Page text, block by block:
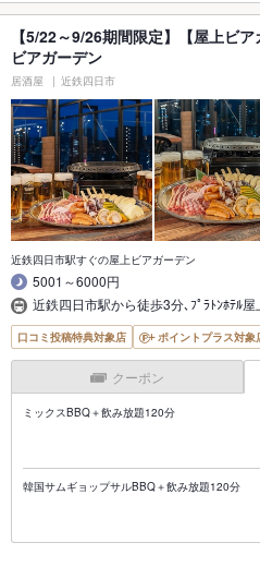
【5/22～9/26期間限定】【屋上ビ
ビアガーデン
居酒屋 近鉄四日市
近鉄四日市駅すぐの屋上ビアガーデン
5001～6000円
近鉄四日市駅から徒歩3分､ﾌﾟﾗﾄﾝﾎﾃﾙ屋
口コミ投稿特典対象店 ポイントプラス対象
クーポン
ミックスBBQ＋飲み放題120分
韓国サムギョップサルBBQ＋飲み放題120分